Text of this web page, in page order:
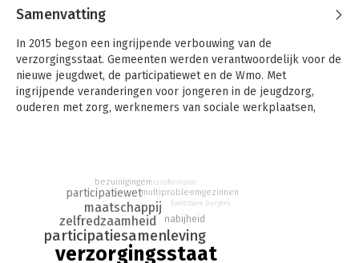
Samenvatting
In 2015 begon een ingrijpende verbouwing van de
verzorgingsstaat. Gemeenten werden verantwoordelijk voor de
nieuwe jeugdwet, de participatiewet en de Wmo. Met
ingrijpende veranderingen voor jongeren in de jeugdzorg,
ouderen met zorg, werknemers van sociale werkplaatsen,
Hoe krijgt die verbouwing vorm? Een keur van wetenschappers
en journalisten brengt de nieuwe situatie scherp in beeld. Door
professionals en burgers te volgen en te bevragen. Voor het
eerst wordt daarmee een balans van de decentralisaties
opgemaakt. Zijn zelfredzaamheid, uitgaan van eigen kracht,
verzorgingsstaat
participatiesamenleving
zelfredzaamheid
maatschappij
participatiewet
nabijheid
bezuinigingen
multiprobleemgezinnen
kwetsbare burgers
transformatie